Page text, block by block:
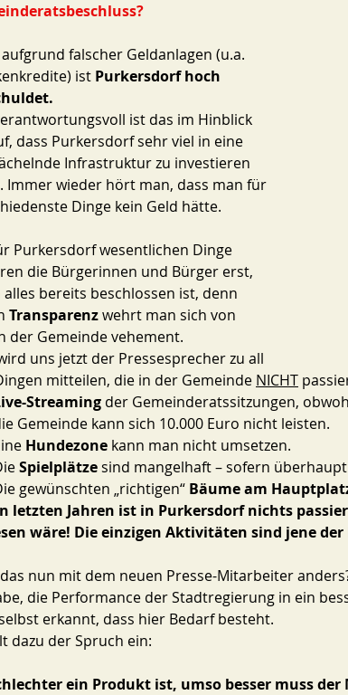
falscher Geldanlagen (u.a.
ist Purkersdorf hoch
ist das im Hinblick
dass Purkersdorf sehr viel in eine
Infrastruktur zu investieren
Immer wieder hört man, dass man für
Dinge kein Geld hätte.
Purkersdorf wesentlichen Dinge
die Bürgerinnen und Bürger erst,
alles bereits beschlossen ist, denn
Transparenz wehrt man sich von
der Gemeinde vehement.
uns jetzt der Pressesprecher zu all
mitteilen, die in der Gemeinde NICHT
Streaming der Gemeinderatssitzungen,
Gemeinde kann sich 10.000 Euro nicht leisten.
Hundezone kann man nicht umsetzen.
Spielplätze sind mangelhaft – sofern
gewünschten „richtigen“ Bäume am
letzten Jahren ist in Purkersdorf nichts
wäre! Die einzigen Aktivitäten sind jene der
nun mit dem neuen Presse-Mitarbeiter
die Performance der Stadtregierung in ein
erkannt, dass hier Bedarf besteht.
dazu der Spruch ein:
ein Produkt ist, umso besser muss